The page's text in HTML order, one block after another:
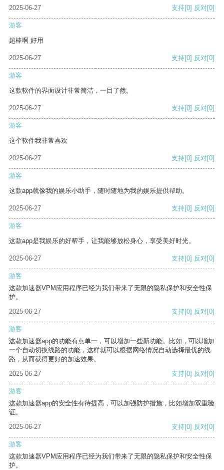
2025-06-27 支持[0] 反对[0]
游客
超棒啊 好用
2025-06-27 支持[0] 反对[0]
游客
这款软件的界面设计非常简洁，一目了然。
2025-06-27 支持[0] 反对[0]
游客
这个软件我非常喜欢
2025-06-27 支持[0] 反对[0]
游客
这款app就像我的娱乐小助手，随时随地为我的娱乐提供帮助。
2025-06-27 支持[0] 反对[0]
游客
这款app是我娱乐的好帮手，让我能够放松身心，享受美好时光。
2025-06-27 支持[0] 反对[0]
游客
这款加速器VPM应用程序已经为我们带来了无限的隐私保护和安全性保
护。
2025-06-27
支持[0] 反对[0]
游客
这款加速器app的功能有点单一，可以增加一些新功能。比如，可以增加
一个自动切换线路的功能，这样就可以根据网络情况自动选择最优的线
路，从而获得更好的加速效果。
2025-06-27
支持[0] 反对[0]
游客
这款加速器app的安全性有待提高，可以加强防护措施，比如增加双重验
证。
2025-06-27
支持[0] 反对[0]
游客
这款加速器VPM应用程序已经为我们带来了无限的隐私保护和安全性保
护。